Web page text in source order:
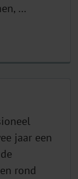
…
jaar een
rond